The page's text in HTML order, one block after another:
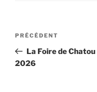
Navigation
l’article
Article
précédent
PRÉCÉDENT
La Foire de
2026